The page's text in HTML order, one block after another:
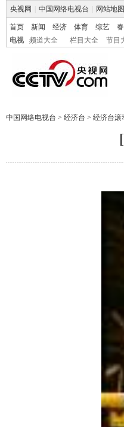
央视网 中国网络电视台 网站地图
首页 新闻 经济 体育 综艺
电视
频道大全 栏目大全 节目
中国网络电视台 > 经济台 > 经济台滚